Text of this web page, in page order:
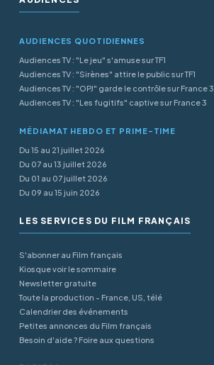
AUDIENCES QUOTIDIENNES
Audiences TV : "Le jeu" s'amuse sur TF1
Audiences TV : "Sirènes" attire le public sur TF1
Audiences TV : "OPJ" garde le contrôle sur France 3
Audiences TV : "Les fugitifs" captive sur France 3
MÉDIAMAT HEBDO ET PRIME-TIME
Du 15 au 21 juillet 2026
Du 07 au 13 juillet 2026
Du 01 au 07 juillet 2026
Du 09 au 15 juin 2026
LES SERVICES DU FILM FRANÇAIS
S'abonner au Film français
Kiosque voir le sommaire
Newsletter gratuite
Toute la production - France, US, télé
Calendrier des événements
Petites annonces du Film français
Besoin d'aide ? Foire aux questions